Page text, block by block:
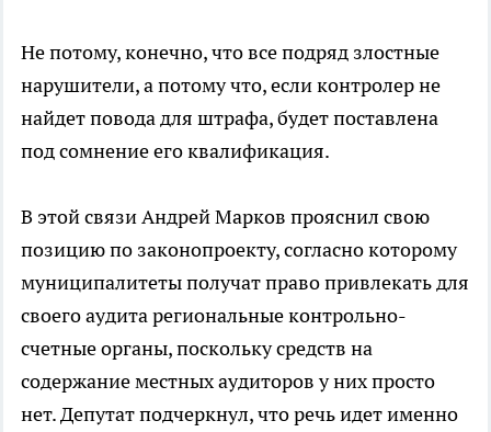
Не потому, конечно, что все подряд злостные
нарушители, а потому что, если контролер не
найдет повода для штрафа, будет поставлена
под сомнение его квалификация.
В этой связи Андрей Марков прояснил свою
позицию по законопроекту, согласно которому
муниципалитеты получат право привлекать для
своего аудита региональные контрольно-
счетные органы, поскольку средств на
содержание местных аудиторов у них просто
нет. Депутат подчеркнул, что речь идет именно